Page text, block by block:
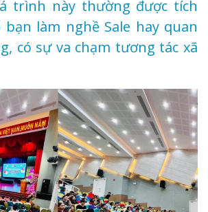
trình này thường được tích
làm nghề Sale hay quan
có sự va chạm tương tác xã